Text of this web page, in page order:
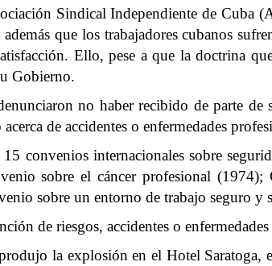
Sindical Independiente de Cuba
que los trabajadores cubanos
Ello, pese a que la doctrina
Gobierno.
no haber recibido de parte
de accidentes o enfermedades
convenios internacionales sobre
sobre el cáncer profesional (1974);
sobre un entorno de trabajo seguro y
de riesgos, accidentes o
la explosión en el Hotel Saratoga,